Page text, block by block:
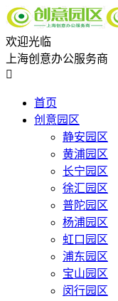
欢迎光临
上海创意办公服务商

首页
创意园区
静安园区
黄浦园区
长宁园区
徐汇园区
普陀园区
杨浦园区
虹口园区
浦东园区
宝山园区
闵行园区